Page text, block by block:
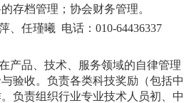
存档管理；协会财务管理。
、任瑾曦 电话：010-64436337
产品、技术、服务领域的自律管
验收。负责各类科技奖励（包括
负责组织行业专业技术人员初、